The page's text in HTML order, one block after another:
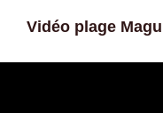
Vidéo plage